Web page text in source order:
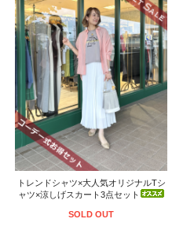
トレンドシャツ×大人気オリジナルTシ
ャツ×涼しげスカート3点セット
SOLD OUT